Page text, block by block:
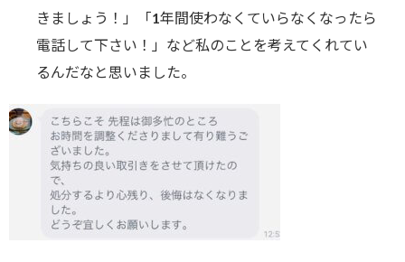
きましょう！」「1年間使わなくていらなくなったら
電話して下さい！」など私のことを考えてくれてい
るんだなと思いました。